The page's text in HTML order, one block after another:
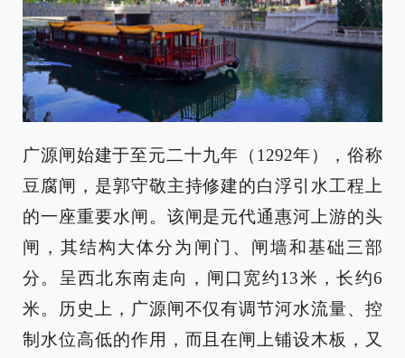
广源闸始建于至元二十九年（1292年），俗称
豆腐闸，是郭守敬主持修建的白浮引水工程上
的一座重要水闸。该闸是元代通惠河上游的头
闸，其结构大体分为闸门、闸墙和基础三部
分。呈西北东南走向，闸口宽约13米，长约6
米。历史上，广源闸不仅有调节河水流量、控
制水位高低的作用，而且在闸上铺设木板，又